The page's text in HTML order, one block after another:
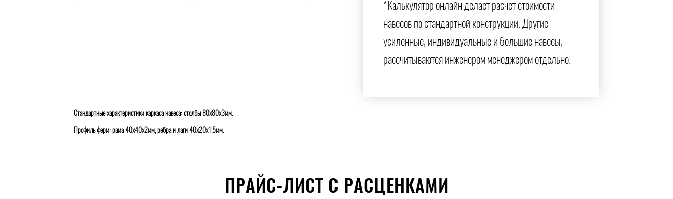
*Калькулятор онлайн делает расчет стоимости
навесов по стандартной конструкции. Другие
усиленные, индивидуальные и большие навесы,
рассчитываются инженером менеджером отдельно.
Стандартные характеристики каркаса навеса: столбы 80х80х3мм.
Профиль ферм: рама 40х40х2мм, ребра и лаги 40х20х1.5мм.
ПРАЙС-ЛИСТ С РАСЦЕНКАМИ